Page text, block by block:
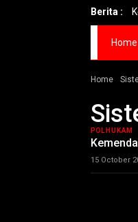
Berita :
Home
Home
POLHUKAM
15 October